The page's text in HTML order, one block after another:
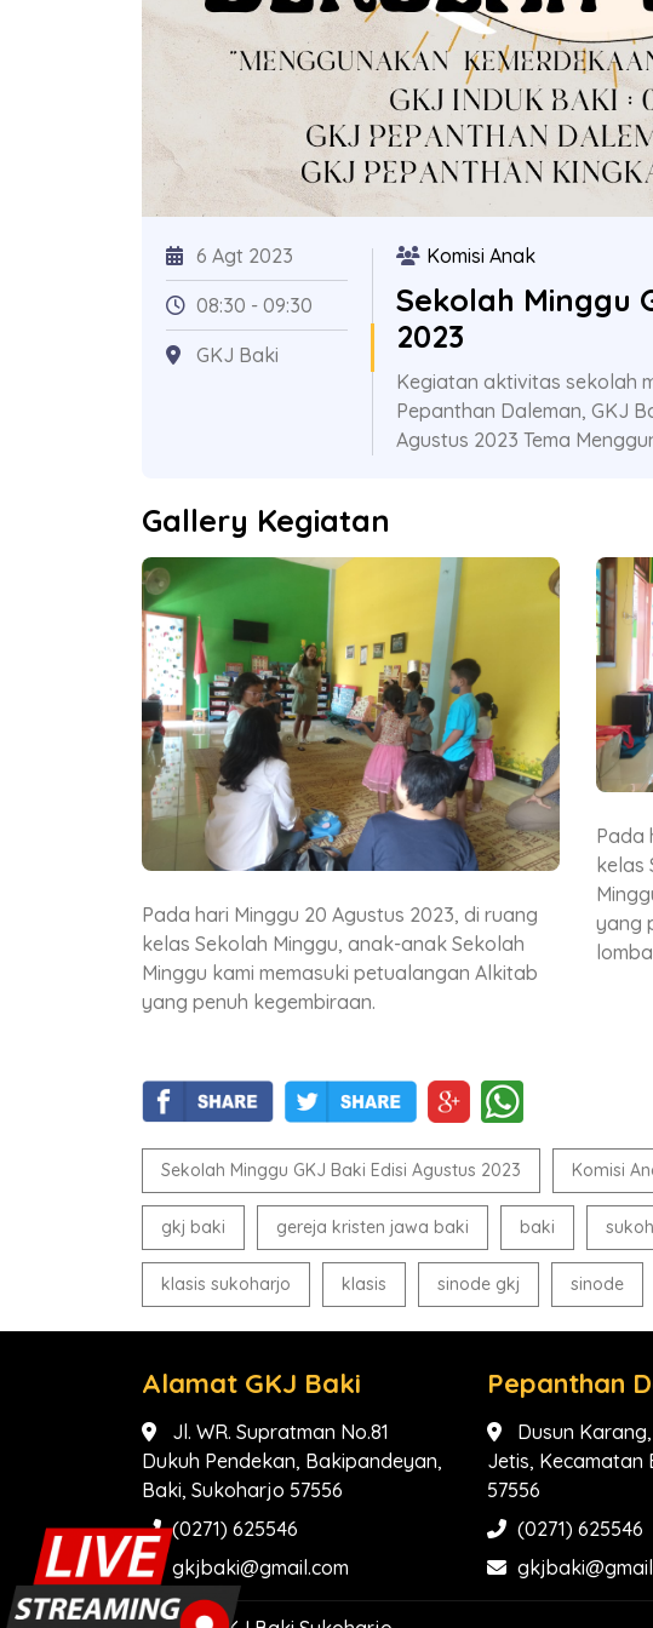
6 Agt 2023
08:30 - 09:30
GKJ Baki
Komisi Anak
Sekolah Minggu
2023
Kegiatan aktivitas sekolah
Pepanthan Daleman, GKJ
Agustus 2023 Tema
Gallery Kegiatan
Pada hari Minggu 20 Agustus 2023, di ruang
kelas Sekolah Minggu, anak-anak Sekolah
yang penuh kegembiraan. Penyerahan hadiah
lomba kepada adik-adik yang juara.
Adik
Sekolah Minggu GKJ Baki Edisi Agustus 2023 Komisi
gkj baki gereja kristen jawa baki baki
klasis sukoharjo klasis sinode gkj sinode
Alamat GKJ Baki
Jl. WR. Supratman No.81
Dukuh Pendekan, Bakipandeyan,
Baki, Sukoharjo 57556
(0271) 625546
gkjbaki@gmail.com
Pepanthan
Dusun
Jetis, Kecamatan
57556
(0271) 625546